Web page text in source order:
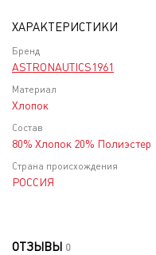
ХАРАКТЕРИСТИКИ
Бренд
ASTRONAUTICS1961
Материал
Хлопок
Состав
80% Хлопок 20% Полиэстер
Страна происхождения
РОССИЯ
ОТЗЫВЫ 0